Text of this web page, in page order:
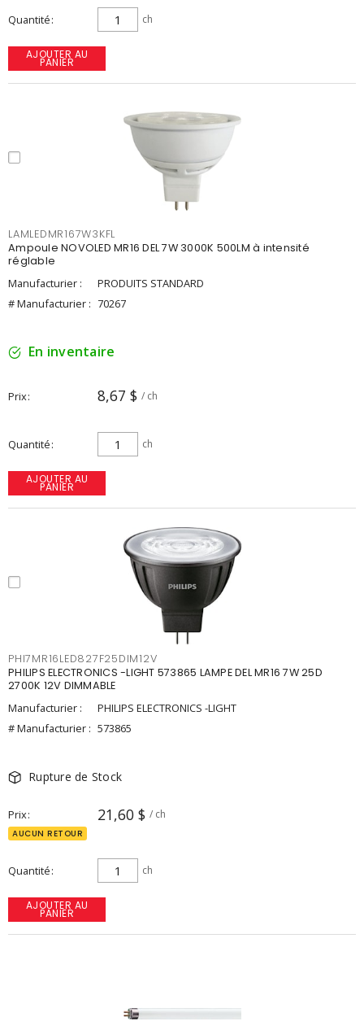
Quantité ch
AJOUTER AU
PANIER
LAMLEDMR167W3KFL
Ampoule NOVOLED MR16 DEL 7W 3000K 500LM à intensité
réglable
Manufacturier :
PRODUITS STANDARD
# Manufacturier : 70267
En inventaire
Prix 8,67 $ / ch
Quantité ch
AJOUTER AU
PANIER
PHI7MR16LED827F25DIM12V
PHILIPS ELECTRONICS -LIGHT 573865 LAMPE DEL MR16 7W 25D
2700K 12V DIMMABLE
Manufacturier :
PHILIPS ELECTRONICS -LIGHT
# Manufacturier : 573865
Rupture de Stock
Prix 21,60 $ / ch
AUCUN RETOUR
Quantité ch
AJOUTER AU
PANIER